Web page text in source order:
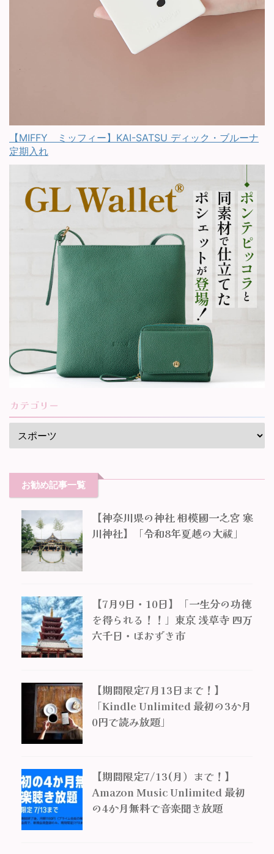
【MIFFY ミッフィー】KAI-SATSU ディック・ブルーナ
定期入れ
カテゴリー
お勧め記事一覧
【神奈川県の神社 相模國一之宮 寒
川神社】「令和8年夏越の大祓」
【7月9日・10日】「一生分の功徳
を得られる！！」東京 浅草寺 四万
六千日・ほおずき市
【期間限定7月13日まで！】
「Kindle Unlimited 最初の3か月
0円で読み放題」
【期間限定7/13(月）まで！】
Amazon Music Unlimited 最初
の4か月無料で音楽聞き放題